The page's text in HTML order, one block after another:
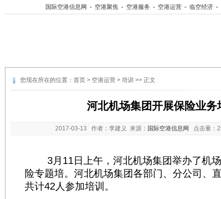
国际空港信息网 - 空港聚焦 - 空港服务 - 空港运营 - 临空经济 -
您现在所在的位置： 首页 > 空港运营 > 培训 >> 正文
河北机场集团开展保险业务
2017-03-13 作者：李建义 来源： 国际空港信息网 点击量：
3月11日上午，河北机场集团举办了机场
险专题培。河北机场集团各部门、分公司、
共计42人参加培训。